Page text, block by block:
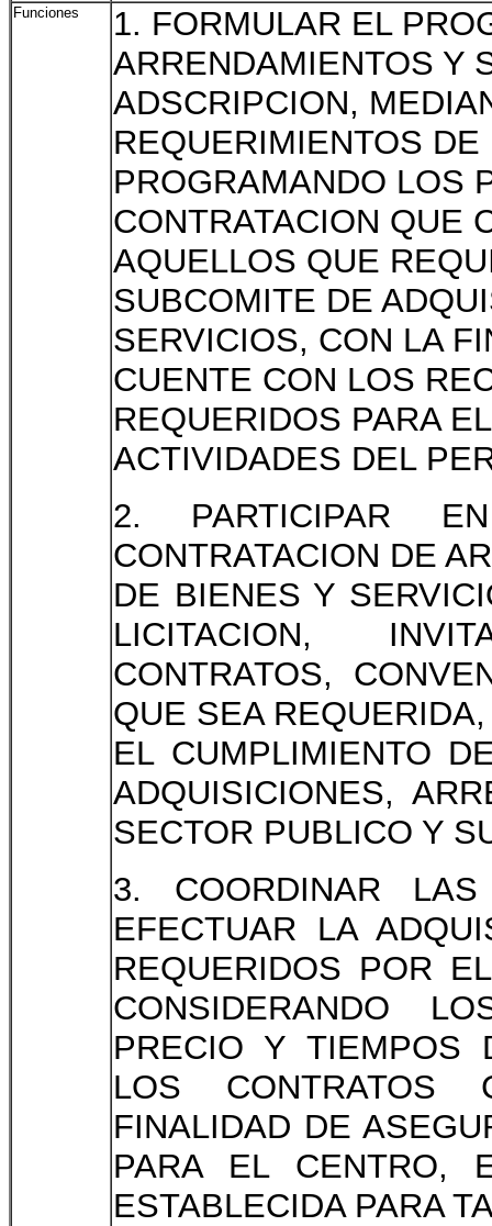
Funciones
1. FORMULAR EL
ARRENDAMIENTOS Y
ADSCRIPCION,
REQUERIMIENTOS
PROGRAMANDO LOS
CONTRATACION QUE
AQUELLOS QUE
SUBCOMITE DE
SERVICIOS, CON LA
CUENTE CON LOS
REQUERIDOS PARA
ACTIVIDADES DEL
2. PARTICIPAR
CONTRATACION DE
DE BIENES Y
LICITACION,
CONTRATOS,
QUE SEA
EL CUMPLIMIENTO
ADQUISICIONES,
SECTOR PUBLICO Y
3. COORDINAR LAS
EFECTUAR LA
REQUERIDOS POR
CONSIDERANDO
PRECIO Y TIEMPOS
LOS CONTRATOS
FINALIDAD DE
PARA EL CENTRO,
ESTABLECIDA PARA